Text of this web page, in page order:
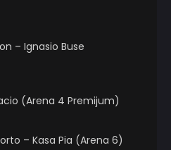
– Ignasio Buse
(Arena 4 Premijum)
– Kasa Pia (Arena 6)